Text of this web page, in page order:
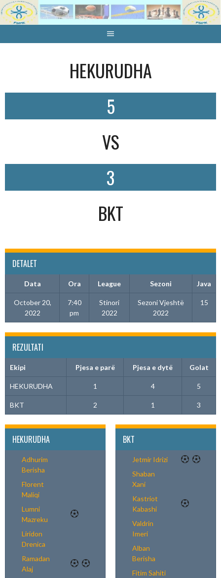
Skip
to
HEKURUDHA
5
VS
3
BKT
DETALET
Data Ora League Sezoni Java
October 20,
2022
7:40
pm
Stinori
2022
Sezoni Vjeshtë
2022
15
REZULTATI
Ekipi Pjesa e parë Pjesa e dytë Golat
HEKURUDHA 1 4 5
BKT 2 1 3
HEKURUDHA
Adhurim
Berisha
Florent
Maliqi
Lumni
Mazreku
Liridon
Drenica
Ramadan
Alaj
BKT
Jetmir Idrizi
Shaban
Xani
Kastriot
Kabashi
Valdrin
Imeri
Alban
Berisha
Fitim Sahiti